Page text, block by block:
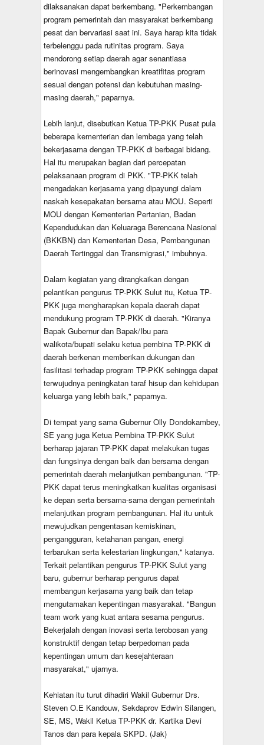
dilaksanakan dapat berkembang. "Perkembangan
program pemerintah dan masyarakat berkembang
pesat dan bervariasi saat ini. Saya harap kita tidak
terbelenggu pada rutinitas program. Saya
mendorong setiap daerah agar senantiasa
berinovasi mengembangkan kreatifitas program
sesuai dengan potensi dan kebutuhan masing-
masing daerah," paparnya.
Lebih lanjut, disebutkan Ketua TP-PKK Pusat pula
beberapa kementerian dan lembaga yang telah
bekerjasama dengan TP-PKK di berbagai bidang.
Hal itu merupakan bagian dari percepatan
pelaksanaan program di PKK. "TP-PKK telah
mengadakan kerjasama yang dipayungi dalam
naskah kesepakatan bersama atau MOU. Seperti
MOU dengan Kementerian Pertanian, Badan
Kependudukan dan Keluaraga Berencana Nasional
(BKKBN) dan Kementerian Desa, Pembangunan
Daerah Tertinggal dan Transmigrasi," imbuhnya.
Dalam kegiatan yang dirangkaikan dengan
pelantikan pengurus TP-PKK Sulut itu, Ketua TP-
PKK juga mengharapkan kepala daerah dapat
mendukung program TP-PKK di daerah. "Kiranya
Bapak Gubernur dan Bapak/Ibu para
walikota/bupati selaku ketua pembina TP-PKK di
daerah berkenan memberikan dukungan dan
fasilitasi terhadap program TP-PKK sehingga dapat
terwujudnya peningkatan taraf hisup dan kehidupan
keluarga yang lebih baik," paparnya.
Di tempat yang sama Gubernur Olly Dondokambey,
SE yang juga Ketua Pembina TP-PKK Sulut
berharap jajaran TP-PKK dapat melakukan tugas
dan fungsinya dengan baik dan bersama dengan
pemerintah daerah melanjutkan pembangunan. "TP-
PKK dapat terus meningkatkan kualitas organisasi
ke depan serta bersama-sama dengan pemerintah
melanjutkan program pembangunan. Hal itu untuk
mewujudkan pengentasan kemiskinan,
pengangguran, ketahanan pangan, energi
terbarukan serta kelestarian lingkungan," katanya.
Terkait pelantikan pengurus TP-PKK Sulut yang
baru, gubernur berharap pengurus dapat
membangun kerjasama yang baik dan tetap
mengutamakan kepentingan masyarakat. "Bangun
team work yang kuat antara sesama pengurus.
Bekerjalah dengan inovasi serta terobosan yang
konstruktif dengan tetap berpedoman pada
kepentingan umum dan kesejahteraan
masyarakat," ujarnya.
Kehiatan itu turut dihadiri Wakil Gubernur Drs.
Steven O.E Kandouw, Sekdaprov Edwin Silangen,
SE, MS, Wakil Ketua TP-PKK dr. Kartika Devi
Tanos dan para kepala SKPD. (Jak)